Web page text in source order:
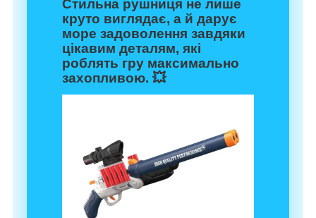
Стильна рушниця не лише
круто виглядає, а й дарує
море задоволення завдяки
цікавим деталям, які
роблять гру максимально
захопливою. 💥